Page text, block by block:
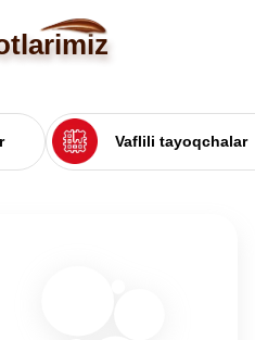
Vaflili tayoqchalar